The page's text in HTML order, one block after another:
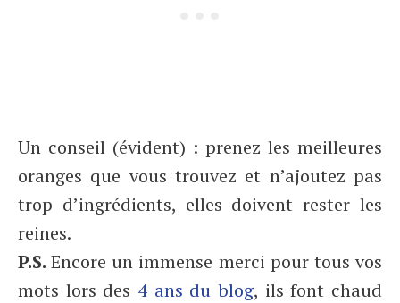
Un conseil (évident) : prenez les meilleures
oranges que vous trouvez et n’ajoutez pas
trop d’ingrédients, elles doivent rester les
reines.
P.S.Encore un immense merci pour tous vos
mots lors des 4 ans du blog, ils font chaud